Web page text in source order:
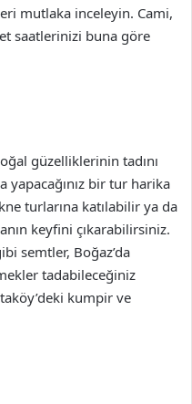
mutlaka inceleyin. Cami,
saatlerinizi buna göre
güzelliklerinin tadını
yapacağınız bir tur harika
turlarına katılabilir ya da
keyfini çıkarabilirsiniz.
semtler, Boğaz’da
tadabileceğiniz
kumpir ve